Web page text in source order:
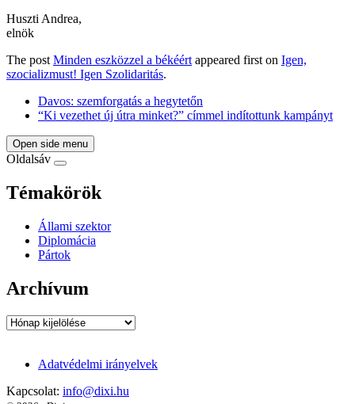
Huszti Andrea,
elnök
The post Minden eszközzel a békéért appeared first on Igen,
szocializmust! Igen Szolidaritás.
Davos: szemforgatás a hegytetőn
“Ki vezethet új útra minket?” címmel indítottunk kampányt
Open side menu
Oldalsáv
Témakörök
Állami szektor
Diplomácia
Pártok
Archívum
Archívum
Adatvédelmi irányelvek
Kapcsolat: info@dixi.hu